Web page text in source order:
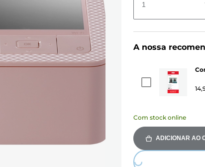
1
A nossa
Com stock online
ADICIONAR AO